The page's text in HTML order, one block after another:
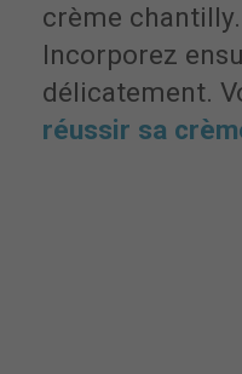
crème
Incorporez
délicatement.
réussir sa